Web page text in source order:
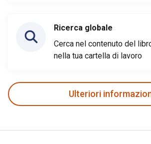
Ricerca globale
Cerca nel contenuto del
nella tua cartella di lavoro
Ulteriori